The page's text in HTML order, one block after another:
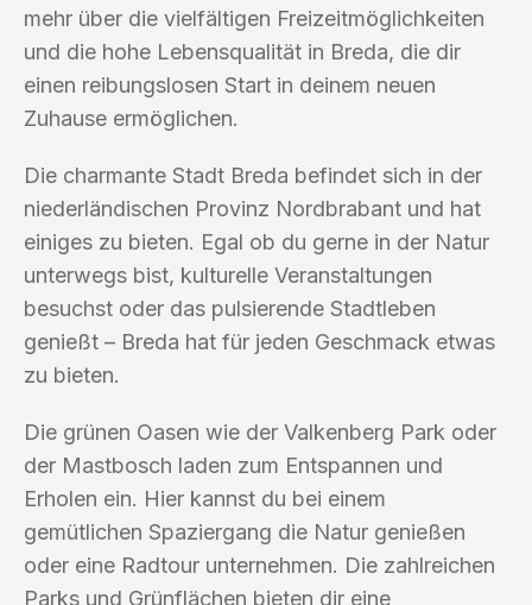
mehr über die vielfältigen Freizeitmöglichkeiten
und die hohe Lebensqualität in Breda, die dir
einen reibungslosen Start in deinem neuen
Zuhause ermöglichen.
Die charmante Stadt Breda befindet sich in der
niederländischen Provinz Nordbrabant und hat
einiges zu bieten. Egal ob du gerne in der Natur
unterwegs bist, kulturelle Veranstaltungen
besuchst oder das pulsierende Stadtleben
genießt – Breda hat für jeden Geschmack etwas
zu bieten.
Die grünen Oasen wie der Valkenberg Park oder
der Mastbosch laden zum Entspannen und
Erholen ein. Hier kannst du bei einem
gemütlichen Spaziergang die Natur genießen
oder eine Radtour unternehmen. Die zahlreichen
Parks und Grünflächen bieten dir eine